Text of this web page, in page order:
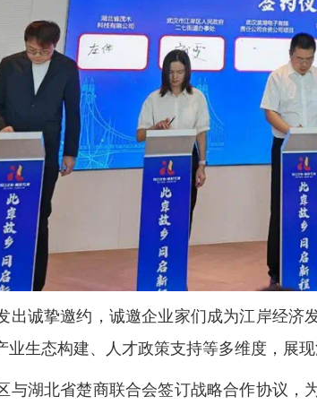
出诚挚邀约，诚邀企业家们成为江岸经
生态构建、人才政策支持等多维度，展
与湖北省楚商联合会签订战略合作协议